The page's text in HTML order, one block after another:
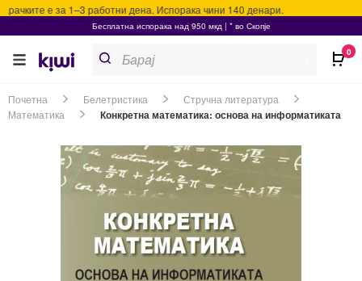
е за 1–3 работни дена. Испорака чини 140 денари.
Бесплатна испорака над 950 мкд | * во Скопје
search
Почетна Белетристика
Стручна литература
Математика
Конкретна математика: основа на информатиката
0